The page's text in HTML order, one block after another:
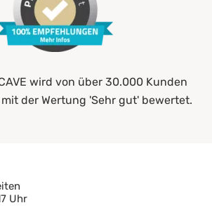
wird von über 30.000 Kunden
der Wertung 'Sehr gut' bewertet.
Uhr